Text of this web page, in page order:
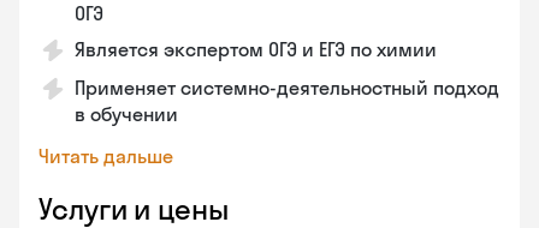
ОГЭ
Является экспертом ОГЭ и ЕГЭ по химии
Применяет системно-деятельностный подход
в обучении
Читать дальше
Услуги и цены